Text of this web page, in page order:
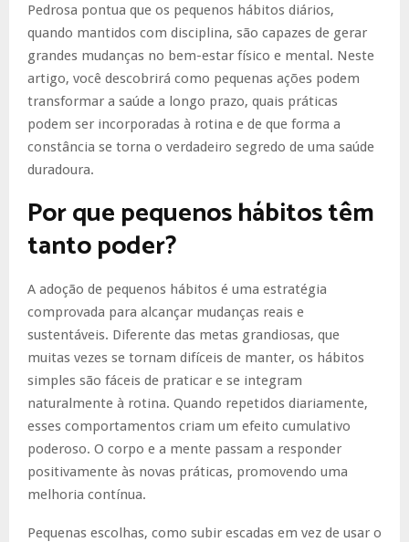
Pedrosa pontua que os pequenos hábitos diários,
quando mantidos com disciplina, são capazes de gerar
grandes mudanças no bem-estar físico e mental. Neste
artigo, você descobrirá como pequenas ações podem
transformar a saúde a longo prazo, quais práticas
podem ser incorporadas à rotina e de que forma a
constância se torna o verdadeiro segredo de uma saúde
duradoura.
Por que pequenos hábitos têm
tanto poder?
A adoção de pequenos hábitos é uma estratégia
comprovada para alcançar mudanças reais e
sustentáveis. Diferente das metas grandiosas, que
muitas vezes se tornam difíceis de manter, os hábitos
simples são fáceis de praticar e se integram
naturalmente à rotina. Quando repetidos diariamente,
esses comportamentos criam um efeito cumulativo
poderoso. O corpo e a mente passam a responder
positivamente às novas práticas, promovendo uma
melhoria contínua.
Pequenas escolhas, como subir escadas em vez de usar o